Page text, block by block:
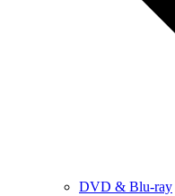
DVD & Blu-ray